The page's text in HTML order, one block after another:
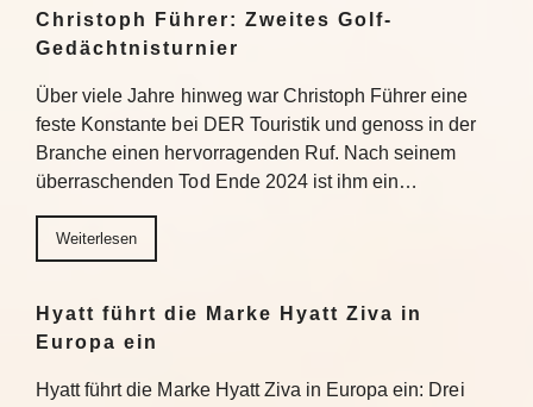
Christoph Führer: Zweites Golf-
Gedächtnisturnier
Über viele Jahre hinweg war Christoph Führer eine
feste Konstante bei DER Touristik und genoss in der
Branche einen hervorragenden Ruf. Nach seinem
überraschenden Tod Ende 2024 ist ihm ein…
Weiterlesen
Hyatt führt die Marke Hyatt Ziva in
Europa ein
Hyatt führt die Marke Hyatt Ziva in Europa ein: Drei